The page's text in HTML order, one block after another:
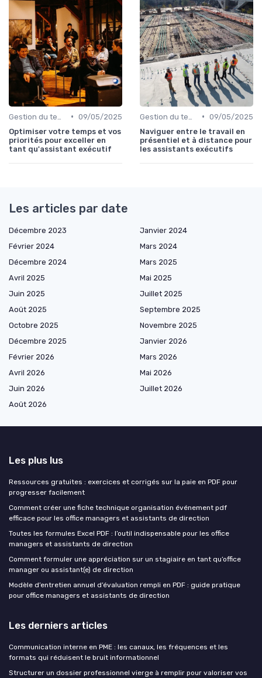
• 09/05/2025
Optimiser votre temps et vos
priorités pour exceller en
tant qu'assistant exécutif
• 09/05/2025
Naviguer entre le travail en
présentiel et à distance pour
les assistants exécutifs
Les articles par date
Décembre 2023
Janvier 2024
Février 2024
Mars 2024
Décembre 2024
Mars 2025
Avril 2025
Mai 2025
Juin 2025
Juillet 2025
Août 2025
Septembre 2025
Octobre 2025
Novembre 2025
Décembre 2025
Janvier 2026
Février 2026
Mars 2026
Avril 2026
Mai 2026
Juin 2026
Juillet 2026
Août 2026
Les plus lus
Ressources gratuites : exercices et corrigés sur la paie en PDF pour
progresser facilement
Comment créer une fiche technique organisation événement pdf
efficace pour les office managers et assistants de direction
Toutes les formules Excel PDF : l’outil indispensable pour les office
managers et assistants de direction
Comment formuler une appréciation sur un stagiaire en tant qu’office
manager ou assistant(e) de direction
Modèle d’entretien annuel d’évaluation rempli en PDF : guide pratique
pour office managers et assistants de direction
Les derniers articles
Communication interne en PME : les canaux, les fréquences et les
formats qui réduisent le bruit informationnel
Structurer un dossier professionnel vierge à remplir pour valoriser vos